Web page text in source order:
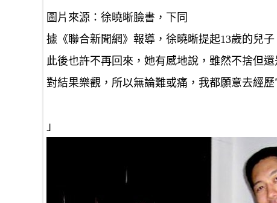
圖片來源：徐曉晰臉書，下同
據《聯合新聞網》報導，徐曉晰提起13歲的兒
此後也許不再回來，她有感地說，雖然不捨但
對結果樂觀，所以無論難或痛，我都願意去經歷
」